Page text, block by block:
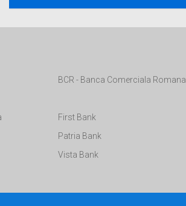
BCR - Banca Comerciala Romana
First Bank
Patria Bank
Vista Bank